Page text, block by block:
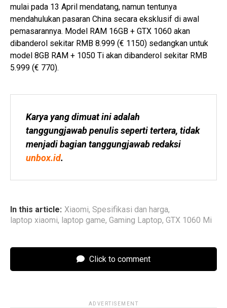
mulai pada 13 April mendatang, namun tentunya
mendahulukan pasaran China secara eksklusif di awal
pemasarannya. Model RAM 16GB + GTX 1060 akan
dibanderol sekitar RMB 8.999 (€ 1150) sedangkan untuk
model 8GB RAM + 1050 Ti akan dibanderol sekitar RMB
5.999 (€ 770).
Karya yang dimuat ini adalah
tanggungjawab penulis seperti tertera, tidak
unbox.id.
In this article: Xiaomi, Spesifikasi dan harga,
laptop xiaomi, laptop game, Gaming Laptop, GTX 1060 Mi
Click to comment
ADVERTISEMENT